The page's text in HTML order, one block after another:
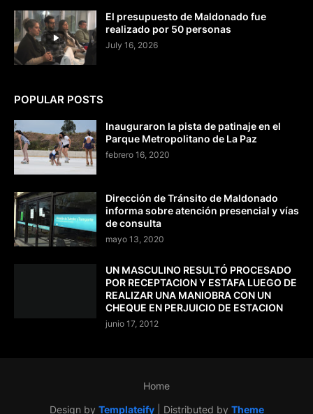
El presupuesto de Maldonado fue
realizado por 50 personas
July 16, 2026
POPULAR POSTS
Inauguraron la pista de patinaje en el
Parque Metropolitano de La Paz
febrero 16, 2020
Dirección de Tránsito de Maldonado
informa sobre atención presencial y vías
de consulta
mayo 13, 2020
UN MASCULINO RESULTÓ PROCESADO
POR RECEPTACION Y ESTAFA LUEGO DE
REALIZAR UNA MANIOBRA CON UN
CHEQUE EN PERJUICIO DE ESTACION
junio 17, 2012
Design by Templateify| Distributed by Theme
Home